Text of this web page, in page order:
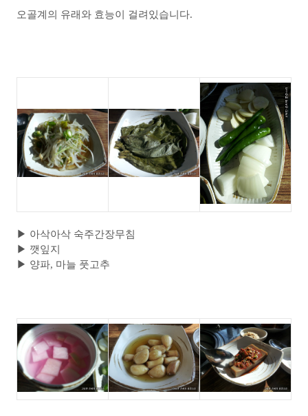
오골계의 유래와 효능이 걸려있습니다.
▶ 아삭아삭 숙주간장무침
▶ 깻잎지
▶ 양파, 마늘 풋고추